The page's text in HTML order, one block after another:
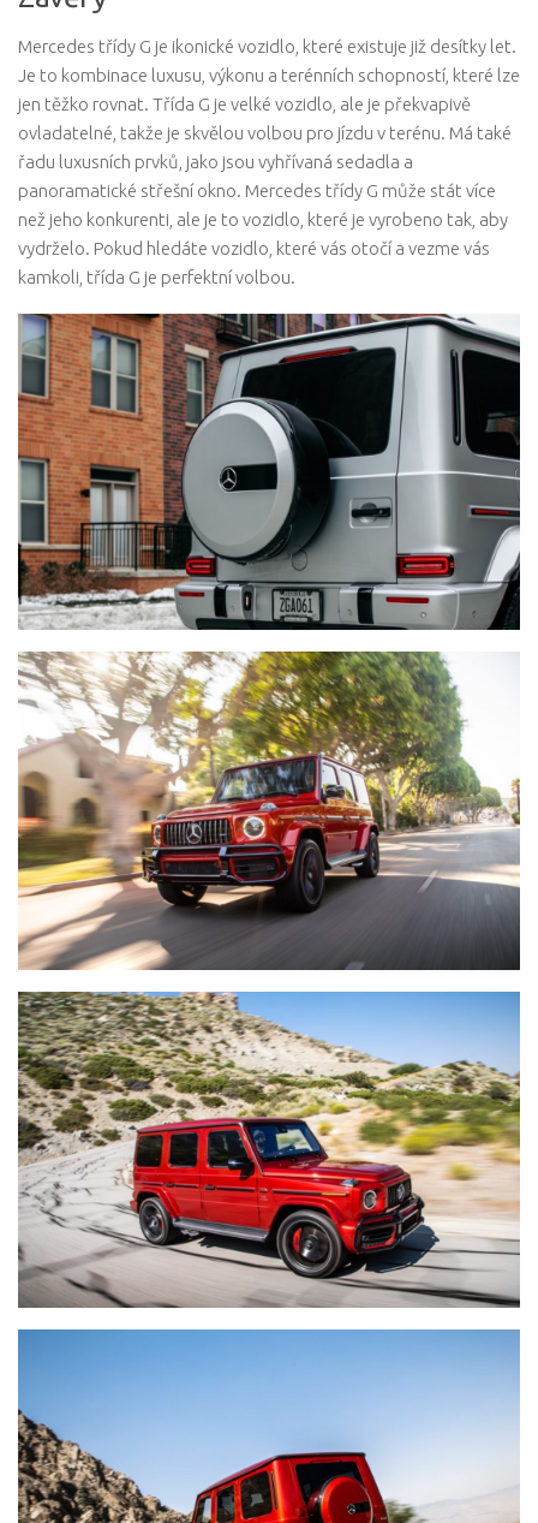
Mercedes třídy G je ikonické vozidlo, které existuje již desítky let.
Je to kombinace luxusu, výkonu a terénních schopností, které lze
jen těžko rovnat. Třída G je velké vozidlo, ale je překvapivě
ovladatelné, takže je skvělou volbou pro jízdu v terénu. Má také
řadu luxusních prvků, jako jsou vyhřívaná sedadla a
panoramatické střešní okno. Mercedes třídy G může stát více
než jeho konkurenti, ale je to vozidlo, které je vyrobeno tak, aby
vydrželo. Pokud hledáte vozidlo, které vás otočí a vezme vás
kamkoli, třída G je perfektní volbou.